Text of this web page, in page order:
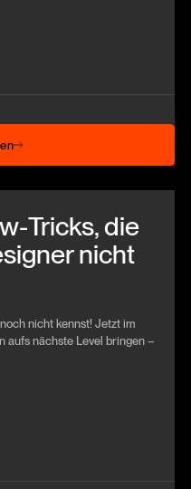
die
nicht
nicht kennst! Jetzt im
aufs nächste Level bringen –